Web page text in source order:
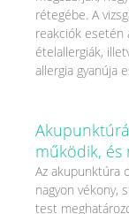
rétegébe. A
reakciók esetén
ételallergiák,
allergia gyanúja
működik, és
Az akupunktúra
nagyon vékony,
test